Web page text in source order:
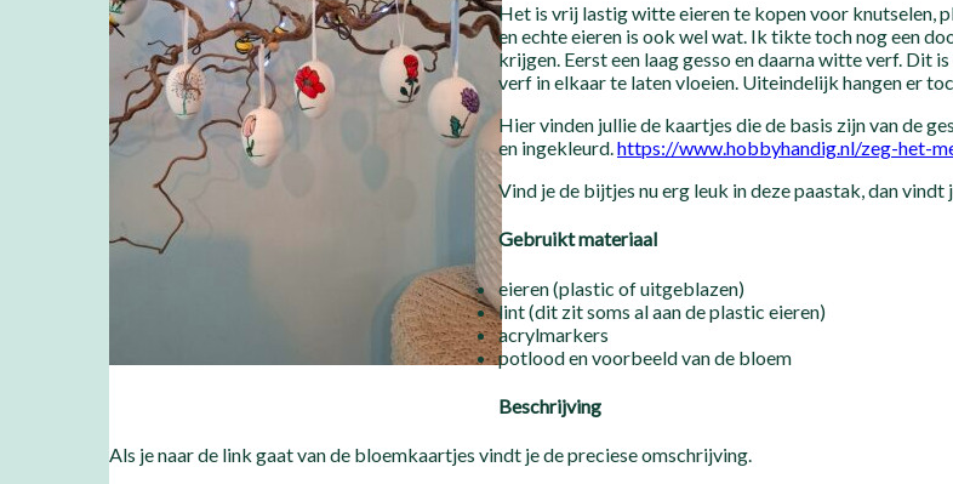
Het is vrij lastig witte eieren te kopen voor knutselen,
en echte eieren is ook wel wat. Ik tikte toch nog een
krijgen. Eerst een laag gesso en daarna witte verf. Dit
verf in elkaar te laten vloeien. Uiteindelijk hangen er
Hier vinden jullie de kaartjes die de basis zijn van de
en ingekleurd.https://www.hobbyhandig.nl/zeg-het-
Vind je de bijtjes nu erg leuk in deze paastak, dan vindt
Gebruikt materiaal
eieren (plastic of uitgeblazen)
lint (dit zit soms al aan de plastic eieren)
acrylmarkers
potlood en voorbeeld van de bloem
Beschrijving
Als je naar de link gaat van de bloemkaartjes vindt je de preciese omschrijving.